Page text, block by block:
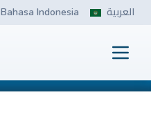
Bahasa Indonesia العربية